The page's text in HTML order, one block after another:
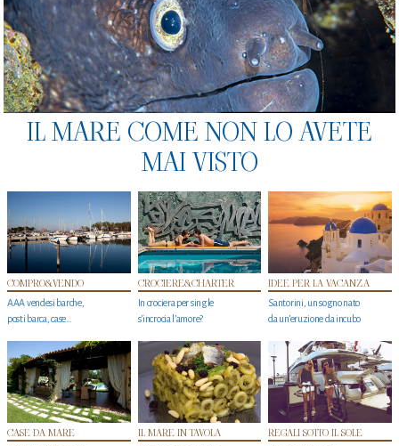
IL MARE COME NON LO AVETE
MAI VISTO
COMPRO&VENDO
AAA vendesi barche,
posti barca, case…
CROCIERE&CHARTER
In crociera per single
s'incrocia l’amore?
IDEE PER LA VACANZA
Santorini, un sogno nato
da un’eruzione da incubo
CASE DA MARE IL MARE IN TAVOLA REGALI SOTTO IL SOLE